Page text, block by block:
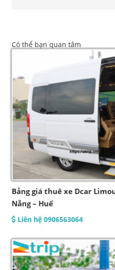
Có thể bạn quan tâm
Bảng giá thuê xe Dcar
Nẵng – Huế
Liên hệ 0906563064